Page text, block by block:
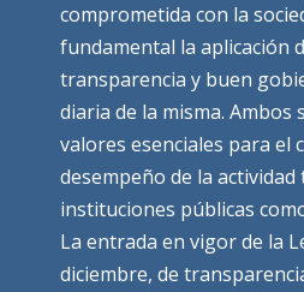
comprometida con la
fundamental la aplicación
transparencia y buen
diaria de la misma. Ambos
valores esenciales para el
desempeño de la
instituciones públicas
La entrada en vigor de la
diciembre, de